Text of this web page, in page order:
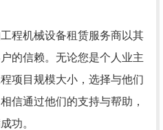
程机械设备租赁服务商以其
的信赖。无论您是个人业主
项目规模大小，选择与他们
信通过他们的支持与帮助，
功。